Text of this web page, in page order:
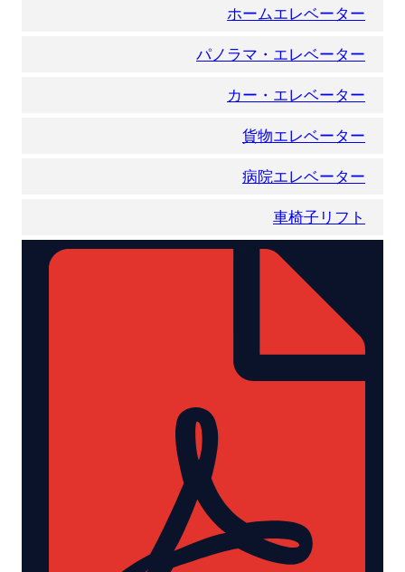
ホームエレベーター
パノラマ・エレベーター
カー・エレベーター
貨物エレベーター
病院エレベーター
車椅子リフト